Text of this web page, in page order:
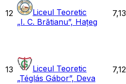
12
Liceul Teoretic
„I. C. Brătianu”, Hațeg
7,13
13
Liceul Teoretic
„Téglás Gábor”, Deva
7,12